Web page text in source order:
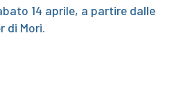
14 aprile, a partire dalle
di Mori.